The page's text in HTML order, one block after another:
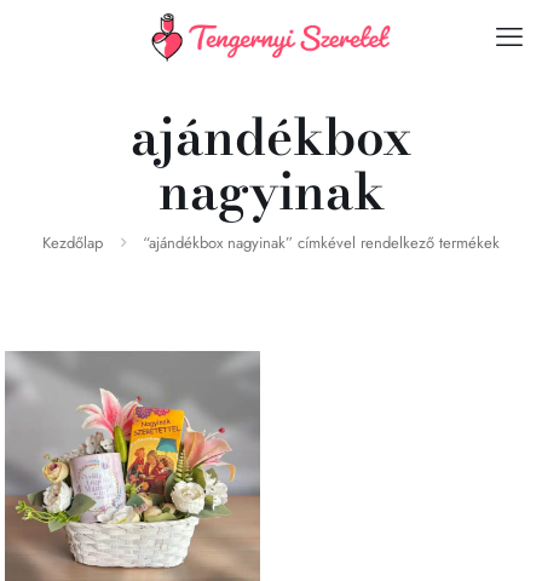
ajándékbox
nagyinak
Kezdőlap “ajándékbox nagyinak” címkével rendelkező termékek